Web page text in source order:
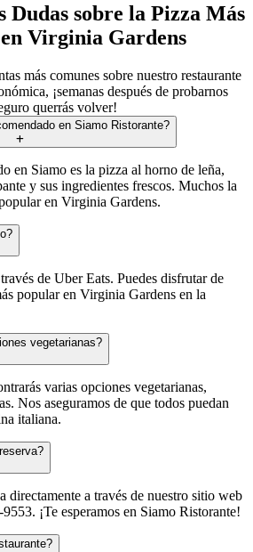
Dudas sobre la Pizza Más
Virginia Gardens
más comunes sobre nuestro restaurante
¡semanas después de probarnos
querrás volver!
en Siamo Ristorante?
en Siamo es la pizza al horno de leña,
y sus ingredientes frescos. Muchos la
en Virginia Gardens.
de Uber Eats. Puedes disfrutar de
popular en Virginia Gardens en la
vegetarianas?
varias opciones vegetarianas,
Nos aseguramos de que todos puedan
italiana.
directamente a través de nuestro sitio web
¡Te esperamos en Siamo Ristorante!